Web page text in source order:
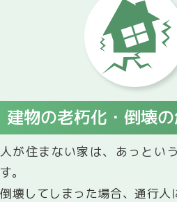
建物の老朽化・倒壊
人が住まない家は、あっとい
す。
倒壊してしまった場合、通行人